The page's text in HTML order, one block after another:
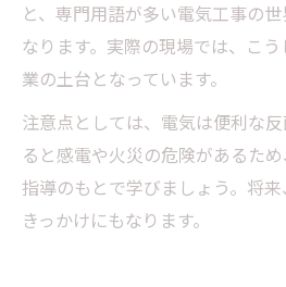
と、専門用語が多い電気工事の
なります。実際の現場では、こ
業の土台となっています。
注意点としては、電気は便利な
ると感電や火災の危険があるた
指導のもとで学びましょう。将
きっかけにもなります。